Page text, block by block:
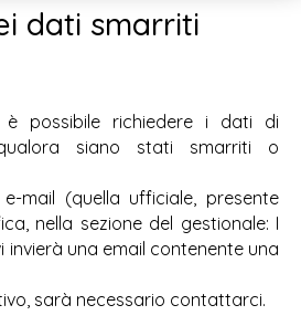
dati smarriti
è possibile richiedere i dati di
siano stati smarriti o
mail (quella ufficiale, presente
nella sezione del gestionale: I
invierà una email contenente una
sarà necessario contattarci.